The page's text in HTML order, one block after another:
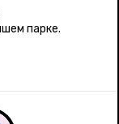
парке.